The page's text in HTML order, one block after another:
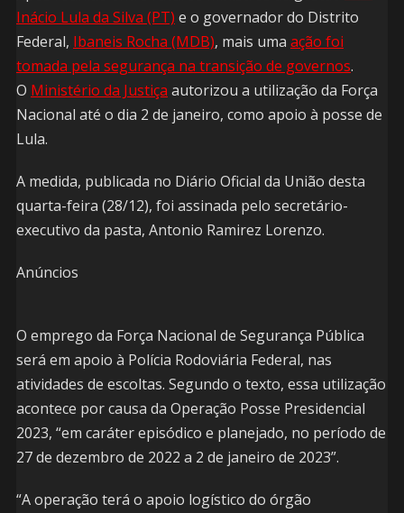
Inácio Lula da Silva (PT) e o governador do Distrito
Federal, Ibaneis Rocha (MDB), mais uma ação foi
tomada pela segurança na transição de governos.
O Ministério da Justiça autorizou a utilização da Força
Nacional até o dia 2 de janeiro, como apoio à posse de
Lula.
A medida, publicada no Diário Oficial da União desta
quarta-feira (28/12), foi assinada pelo secretário-
executivo da pasta, Antonio Ramirez Lorenzo.
Anúncios
O emprego da Força Nacional de Segurança Pública
será em apoio à Polícia Rodoviária Federal, nas
atividades de escoltas. Segundo o texto, essa utilização
acontece por causa da Operação Posse Presidencial
2023, “em caráter episódico e planejado, no período de
27 de dezembro de 2022 a 2 de janeiro de 2023”.
“A operação terá o apoio logístico do órgão